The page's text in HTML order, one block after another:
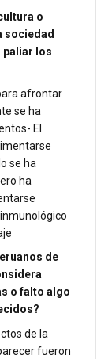
o
sociedad
paliar los
afrontar
se ha
El
se ha
ha
de
o falto algo
de la
fueron